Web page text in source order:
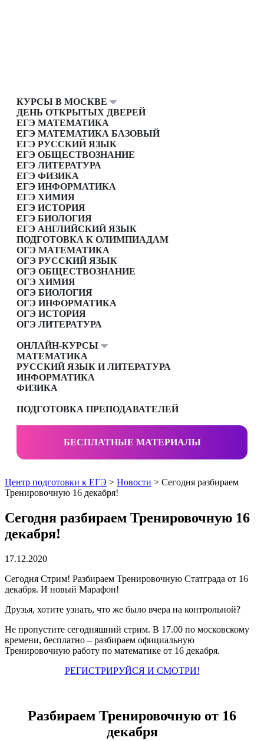
КУРСЫ В МОСКВЕ
ДЕНЬ ОТКРЫТЫХ ДВЕРЕЙ
ЕГЭ МАТЕМАТИКА
ЕГЭ МАТЕМАТИКА БАЗОВЫЙ
ЕГЭ РУССКИЙ ЯЗЫК
ЕГЭ ОБЩЕСТВОЗНАНИЕ
ЕГЭ ЛИТЕРАТУРА
ЕГЭ ФИЗИКА
ЕГЭ ИНФОРМАТИКА
ЕГЭ ХИМИЯ
ЕГЭ ИСТОРИЯ
ЕГЭ БИОЛОГИЯ
ЕГЭ АНГЛИЙСКИЙ ЯЗЫК
ПОДГОТОВКА К ОЛИМПИАДАМ
ОГЭ МАТЕМАТИКА
ОГЭ РУССКИЙ ЯЗЫК
ОГЭ ОБЩЕСТВОЗНАНИЕ
ОГЭ ХИМИЯ
ОГЭ БИОЛОГИЯ
ОГЭ ИНФОРМАТИКА
ОГЭ ИСТОРИЯ
ОГЭ ЛИТЕРАТУРА
ОНЛАЙН-КУРСЫ
МАТЕМАТИКА
РУССКИЙ ЯЗЫК И ЛИТЕРАТУРА
ИНФОРМАТИКА
ФИЗИКА
ПОДГОТОВКА ПРЕПОДАВАТЕЛЕЙ
БЕСПЛАТНЫЕ МАТЕРИАЛЫ
Центр подготовки к ЕГЭ > Новости > Сегодня разбираем
Тренировочную 16 декабря!
Сегодня разбираем Тренировочную 16
декабря!
17.12.2020
Сегодня Стрим! Разбираем Тренировочную Статграда от 16
декабря. И новый Марафон!
Друзья, хотите узнать, что же было вчера на контрольной?
Не пропустите сегодняшний стрим. В 17.00 по московскому
времени, бесплатно – разбираем официальную
Тренировочную работу по математике от 16 декабря.
РЕГИСТРИРУЙСЯ И СМОТРИ!
Разбираем Тренировочную от 16
декабря